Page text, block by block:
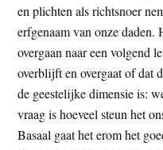
en plichten als richtsnoer
erfgenaam van onze daden.
overgaan naar een volgend
overblijft en overgaat of dat
de geestelijke dimensie is:
vraag is hoeveel steun het
Basaal gaat het erom het